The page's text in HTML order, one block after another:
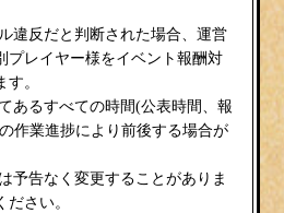
違反だと判断された場合、運営
プレイヤー様をイベント報酬対
。
あるすべての時間(公表時間、報
作業進捗により前後する場合が
予告なく変更することがありま
さい。